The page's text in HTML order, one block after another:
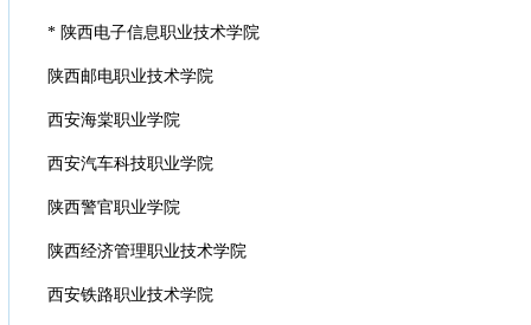
* 陕西电子信息职业技术学院
陕西邮电职业技术学院
西安海棠职业学院
西安汽车科技职业学院
陕西警官职业学院
陕西经济管理职业技术学院
西安铁路职业技术学院